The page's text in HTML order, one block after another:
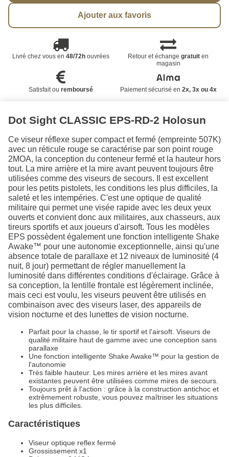
Ajouter aux favoris
Livré chez vous en 48/72houvrées Retour et échangegratuit en
magasin
Satisfait ou remboursé Paiement sécurisé en 2x, 3x ou 4x
Dot Sight CLASSIC EPS-RD-2 Holosun
Ce viseur réflexe super compact et fermé (empreinte 507K)
avec un réticule rouge se caractérise par son point rouge
2MOA, la conception du conteneur fermé et la hauteur hors
tout. La mire arrière et la mire avant peuvent toujours être
utilisées comme des viseurs de secours. Il est excellent
pour les petits pistolets, les conditions les plus difficiles, la
saleté et les intempéries. C'est une optique de qualité
militaire qui permet une visée rapide avec les deux yeux
ouverts et convient donc aux militaires, aux chasseurs, aux
tireurs sportifs et aux joueurs d'airsoft. Tous les modèles
EPS possèdent également une fonction intelligente Shake
Awake™ pour une autonomie exceptionnelle, ainsi qu'une
absence totale de parallaxe et 12 niveaux de luminosité (4
nuit, 8 jour) permettant de régler manuellement la
luminosité dans différentes conditions d'éclairage. Grâce à
sa conception, la lentille frontale est légèrement inclinée,
mais ceci est voulu, les viseurs peuvent être utilisés en
combinaison avec des viseurs laser, des appareils de
vision nocturne et des lunettes de vision nocturne.
Parfait pour la chasse, le tir sportif et l'airsoft. Viseurs de
qualité militaire haut de gamme avec une conception sans
parallaxe
Une fonction intelligente Shake Awake™ pour la gestion de
l'autonomie
Très faible hauteur. Les mires arrière et les mires avant
existantes peuvent être utilisées comme mires de secours.
Toujours prêt à l'action : grâce à la construction antichoc et
extrêmement robuste, vous pouvez maîtriser les situations
les plus difficiles.
Caractéristiques
Viseur optique reflex fermé
Grossissement x1